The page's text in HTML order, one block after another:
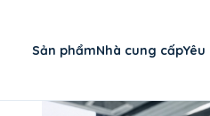
Sản phẩmNhà cung cấp